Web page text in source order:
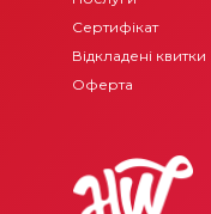
Сертифікат
Відкладені квитки
Оферта